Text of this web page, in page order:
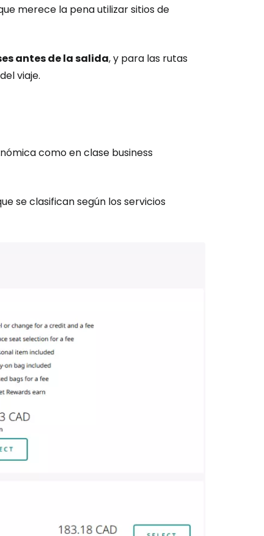
merece la pena utilizar sitios de
antes de la salida, y para las rutas
viaje.
como en clase business
se clasifican según los servicios
en Cestee